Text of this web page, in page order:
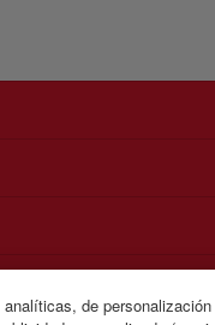
de personalización